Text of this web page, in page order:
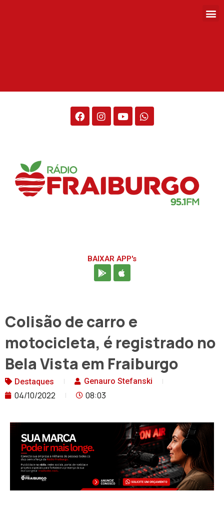
BAIXAR APP's
Colisão de carro e
motocicleta, é registrado no
Bela Vista em Fraiburgo
Destaques Genauro Stefanski
04/10/2022 08:03